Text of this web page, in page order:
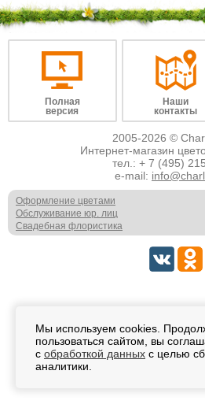
Полная
версия
Наши
контакты
2005-2026 ©
Интернет-магазин
тел.: + 7 (495)
e-mail:
Оформление цветами
Обслуживание юр. лиц
Свадебная флористика
Мы используем cookies.
пользоваться сайтом, вы
с обработкой данных с целью
аналитики.